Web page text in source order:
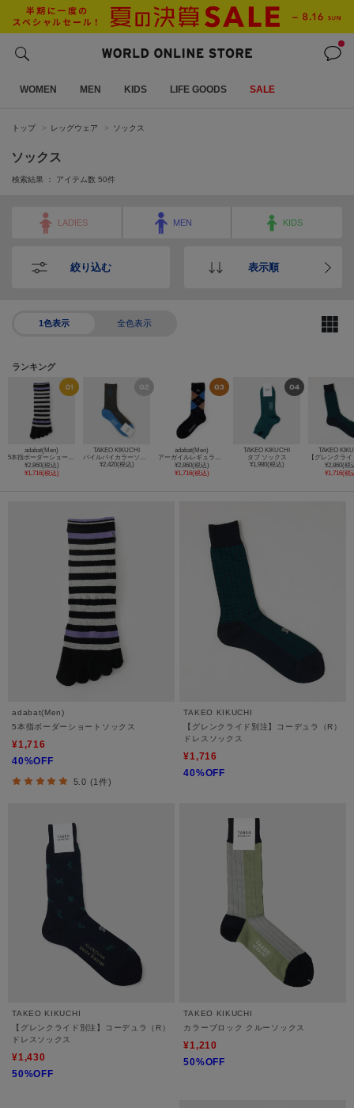
WOMEN MEN KIDS LIFE GOODS SALE
トップ レッグウェア ソックス
ソックス
検索結果 ： アイテム数 50件
LADIES MEN KIDS
絞り込む 表示順
1色表示 全色表示
ランキング
adabat(Men)
5本指ボーダーショートソックス
¥2,860(税込)
¥1,716(税込)
TAKEO KIKUCHI
パイルバイカラーソックス
¥2,420(税込)
adabat(Men)
アーガイルレギュラーソックス
¥2,860(税込)
¥1,716(税込)
TAKEO KIKUCHI
タブ ソックス
¥1,980(税込)
TAKEO
¥2,860(税
¥1,716(税
adabat(Men)
5本指ボーダーショートソックス
¥1,716
40%OFF
5.0 (1件)
TAKEO KIKUCHI
【グレンクライド別注】コーデュラ（R）
ドレスソックス
¥1,716
40%OFF
TAKEO KIKUCHI
【グレンクライド別注】コーデュラ（R）
ドレスソックス
¥1,430
50%OFF
TAKEO KIKUCHI
カラーブロック クルーソックス
¥1,210
50%OFF